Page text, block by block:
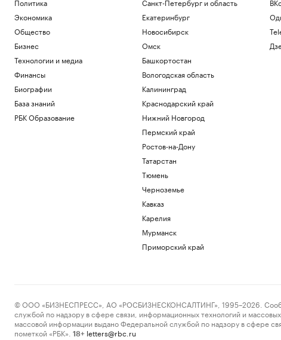
главными драйверами реального ESG
Отрасли
Как Трамп решил положить конец
«родильному туризму» в США
Политика
Ахмату Кадырову присвоили звание
Героя Чеченской Республики
Общество
L'Equipe узнала о возможном уходе
Сафонова из ПСЖ летом 2027 года
обосновали фото Бони и «вокзалом»
Экономика
Общество
Бизнес
Технологии и медиа
Финансы
Биографии
База знаний
РБК Образование
Екатеринбург
Новосибирск
Омск
Башкортостан
Вологодская область
Калининград
Краснодарский край
Нижний Новгород
Пермский край
Ростов-на-Дону
Татарстан
Тюмень
Черноземье
Кавказ
Карелия
Мурманск
Приморский край
© ООО «БИЗНЕСПРЕСС», АО «РОСБИЗНЕСКОНСАЛТИНГ», 1995–2026.
службой по надзору в сфере связи, информационных технологий и
массовой информации выдано Федеральной службой по надзору в сфере
пометкой «РБК».
18+ letters@rbc.ru